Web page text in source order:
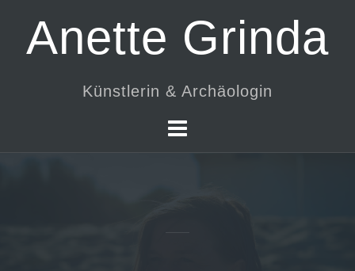
contentAnette Grinda
Künstlerin & Archäologin